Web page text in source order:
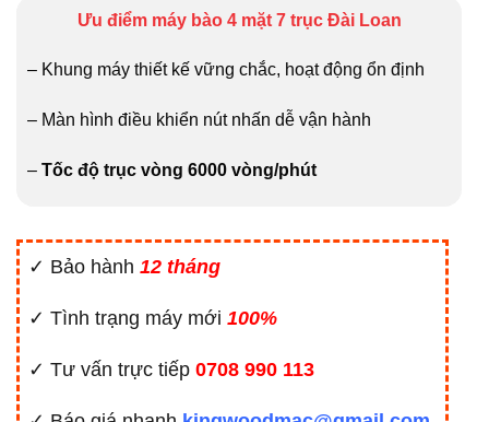
Ưu điểm máy bào 4 mặt 7 trục Đài Loan
– Khung máy thiết kế vững chắc, hoạt động ổn định
– Màn hình điều khiển nút nhấn dễ vận hành
– Tốc độ trục vòng 6000 vòng/phút
✓ Bảo hành 12 tháng
✓ Tình trạng máy mới 100%
✓ Tư vấn trực tiếp 0708 990 113